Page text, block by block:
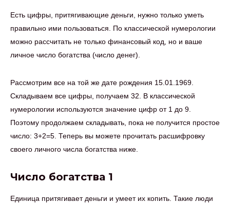
Есть цифры, притягивающие деньги, нужно только уметь
правильно ими пользоваться. По классической нумерологии
можно рассчитать не только финансовый код, но и ваше
личное число богатства (число денег).
Рассмотрим все на той же дате рождения 15.01.1969.
Складываем все цифры, получаем 32. В классической
нумерологии используются значение цифр от 1 до 9.
Поэтому продолжаем складывать, пока не получится простое
число: 3+2=5. Теперь вы можете прочитать расшифровку
своего личного числа богатства ниже.
Число богатства 1
Единица притягивает деньги и умеет их копить. Такие люди